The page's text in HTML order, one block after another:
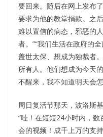
要回来。随后在网上发布
要求为他的教堂捐款。之
难以置信的病态，邪恶的
者。”“我们生活在政府的
盖世太保、想成为独裁者
所有人。他们想成为今天
不醒来，我不知道明天会
周日复活节那天，波洛斯
“哇！在短短24小时内，
会的视频！成千上万的支